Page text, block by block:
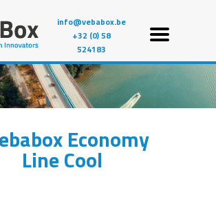
info@vebabox.be
+32 (0) 58
524183
Economy
Line Cool